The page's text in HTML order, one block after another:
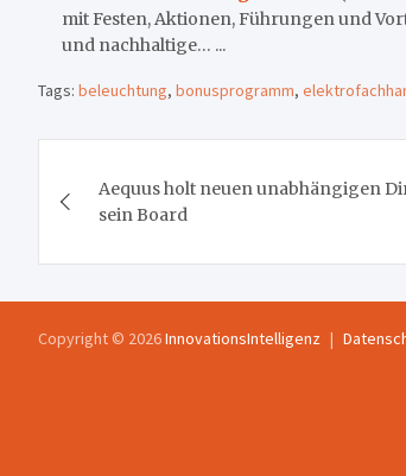
mit Festen, Aktionen, Führungen und
und nachhaltige… ...
Tags: beleuchtung, bonusprogramm,
Aequus holt neuen unabhängigen
sein Board
Copyright © 2026InnovationsIntelligenz